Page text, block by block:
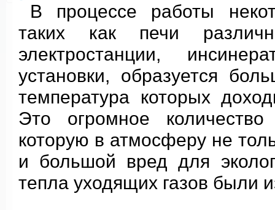
В процессе работы
таких как печи
электростанции,
установки, образуется
температура которых
Это огромное
которую в атмосферу не
и большой вред для
тепла уходящих газов были